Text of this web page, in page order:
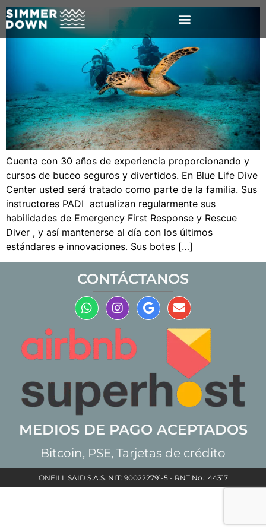
Cuenta con 30 años de experiencia proporcionando y
cursos de buceo seguros y divertidos. En Blue Life Dive
Center usted será tratado como parte de la familia. Sus
instructores PADI actualizan regularmente sus
habilidades de Emergency First Response y Rescue
Diver , y así mantenerse al día con los últimos
estándares e innovaciones. Sus botes […]
CONTÁCTANOS
MEDIOS DE PAGO ACEPTADOS
Bitcoin, PSE, Tarjetas de crédito
ONEILL SAID S.A.S. NIT: 900222791-5 - RNT No.: 44317